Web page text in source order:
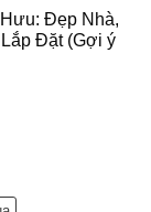
Đẹp Nhà,
Đặt (Gợi ý